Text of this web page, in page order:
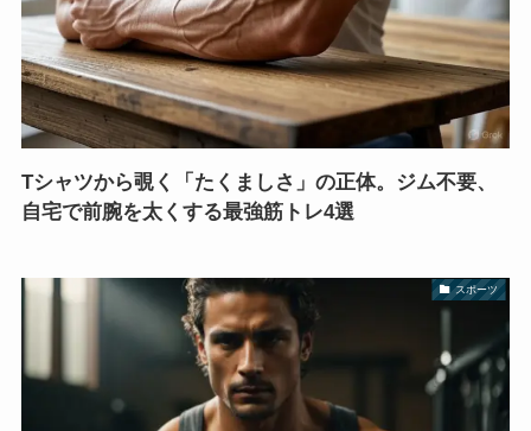
Tシャツから覗く「たくましさ」の正体。ジム不要、
自宅で前腕を太くする最強筋トレ4選
スポーツ